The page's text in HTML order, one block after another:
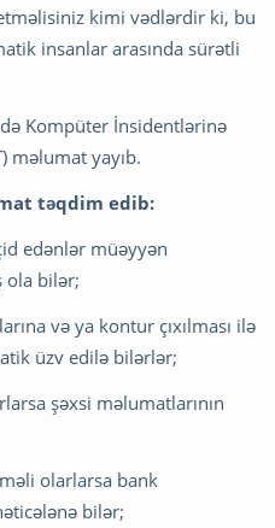
kimi vədlərdir ki, bu
insanlar arasında sürətli
Kompüter İnsidentlərinə
məlumat yayıb.
təqdim edib:
edənlər müəyyən
ola bilər;
və ya kontur çıxılması ilə
üzv edilə bilərlər;
şəxsi məlumatlarının
olarlarsa bank
bilər;